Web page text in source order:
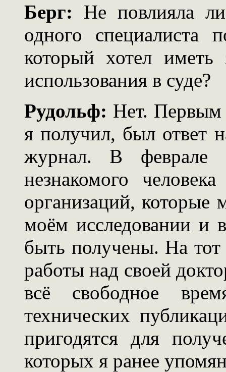
Берг: Не повлияла
одного специалиста
который хотел иметь
использования в суде?
Рудольф: Нет. Первым
я получил, был ответ
журнал. В феврале
незнакомого
организаций, которые
моём исследовании и
быть получены. На тот
работы над своей
всё свободное
технических
пригодятся для
которых я ранее